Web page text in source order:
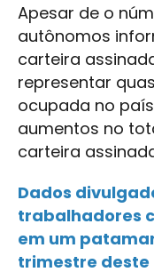
Apesar de o
autônomos
carteira
representar
ocupada no
aumentos no
carteira
Dados
trabalhadores
em um
trimestre deste